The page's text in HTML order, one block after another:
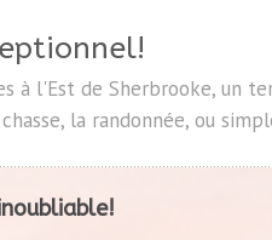
à l'Est de Sherbrooke, un
la randonnée, ou